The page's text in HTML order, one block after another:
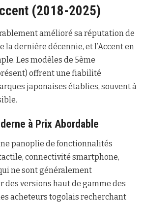
(2018-2025)
amélioré sa réputation de
la dernière décennie, et l’Accent en
Les modèles de 5ème
offrent une fiabilité
japonaises établies, souvent à
à Prix Abordable
panoplie de fonctionnalités
connectivité smartphone,
ne sont généralement
des versions haut de gamme des
acheteurs togolais recherchant